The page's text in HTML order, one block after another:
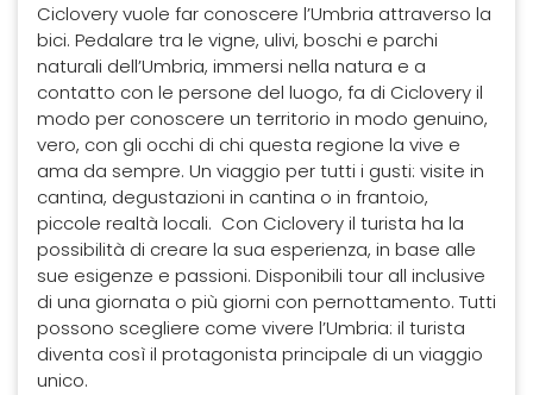
Ciclovery vuole far conoscere l’Umbria attraverso la
bici. Pedalare tra le vigne, ulivi, boschi e parchi
naturali dell’Umbria, immersi nella natura e a
contatto con le persone del luogo, fa di Ciclovery il
modo per conoscere un territorio in modo genuino,
vero, con gli occhi di chi questa regione la vive e
ama da sempre. Un viaggio per tutti i gusti: visite in
cantina, degustazioni in cantina o in frantoio,
piccole realtà locali. Con Ciclovery il turista ha la
possibilità di creare la sua esperienza, in base alle
sue esigenze e passioni. Disponibili tour all inclusive
di una giornata o più giorni con pernottamento. Tutti
possono scegliere come vivere l’Umbria: il turista
diventa così il protagonista principale di un viaggio
unico.